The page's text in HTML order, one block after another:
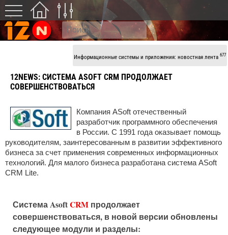
Информационные системы и приложения: новостная лента 677
12NEWS: СИСТЕМА ASOFT CRM ПРОДОЛЖАЕТ
СОВЕРШЕНСТВОВАТЬСЯ
Компания ASoft отечественный
разработчик программного обеспечения
в России. С 1991 года оказывает помощь
руководителям, заинтересованным в развитии эффективного
бизнеса за счет применения современных информационных
технологий. Для малого бизнеса разработана система ASoft
CRM Lite.
Система AsoftCRM продолжает
совершенствоваться, в новой версии обновлены
следующее модули и разделы: